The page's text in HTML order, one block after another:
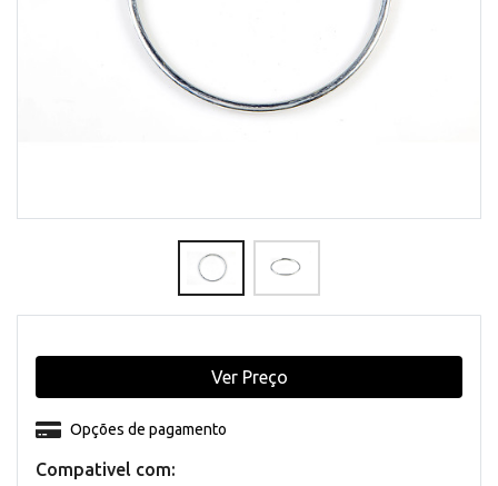
Compativel com:
Opções de pagamento
Ver Preço